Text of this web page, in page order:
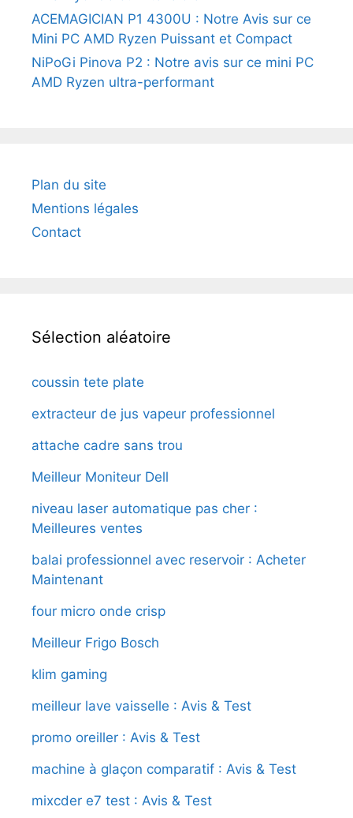
ACEMAGICIAN P1 4300U : Notre Avis sur ce
Mini PC AMD Ryzen Puissant et Compact
NiPoGi Pinova P2 : Notre avis sur ce mini PC
AMD Ryzen ultra-performant
Plan du site
Mentions légales
Contact
Sélection aléatoire
coussin tete plate
extracteur de jus vapeur professionnel
attache cadre sans trou
Meilleur Moniteur Dell
niveau laser automatique pas cher :
Meilleures ventes
balai professionnel avec reservoir : Acheter
Maintenant
four micro onde crisp
Meilleur Frigo Bosch
klim gaming
meilleur lave vaisselle : Avis & Test
promo oreiller : Avis & Test
machine à glaçon comparatif : Avis & Test
mixcder e7 test : Avis & Test